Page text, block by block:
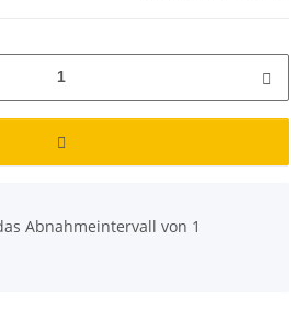
Abnahmeintervall von 1